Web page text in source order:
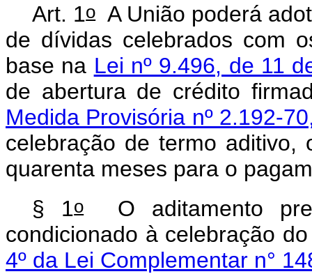
Art. 1oA União poderá
de dívidas celebrados com
base na Lei nº 9.496, de 11
de abertura de crédito
Medida Provisória nº 2.192-
celebração de termo
quarenta meses para o
§ 1oO aditamento
condicionado à celebração
4º da Lei Complementar n°